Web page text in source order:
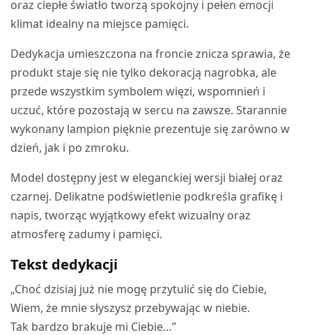
oraz ciepłe światło tworzą spokojny i pełen emocji
klimat idealny na miejsce pamięci.
Dedykacja umieszczona na froncie znicza sprawia, że
produkt staje się nie tylko dekoracją nagrobka, ale
przede wszystkim symbolem więzi, wspomnień i
uczuć, które pozostają w sercu na zawsze. Starannie
wykonany lampion pięknie prezentuje się zarówno w
dzień, jak i po zmroku.
Model dostępny jest w eleganckiej wersji białej oraz
czarnej. Delikatne podświetlenie podkreśla grafikę i
napis, tworząc wyjątkowy efekt wizualny oraz
atmosferę zadumy i pamięci.
Tekst dedykacji
„Choć dzisiaj już nie mogę przytulić się do Ciebie,
Wiem, że mnie słyszysz przebywając w niebie.
Tak bardzo brakuje mi Ciebie…”